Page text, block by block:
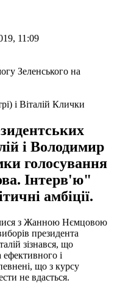
11:09
і Віталій Клички
і Володимир
голосування
Інтерв'ю"
амбіції.
з Жанною Нємцовою
президента
зізнався, що
і
що з курсу
не вдасться.